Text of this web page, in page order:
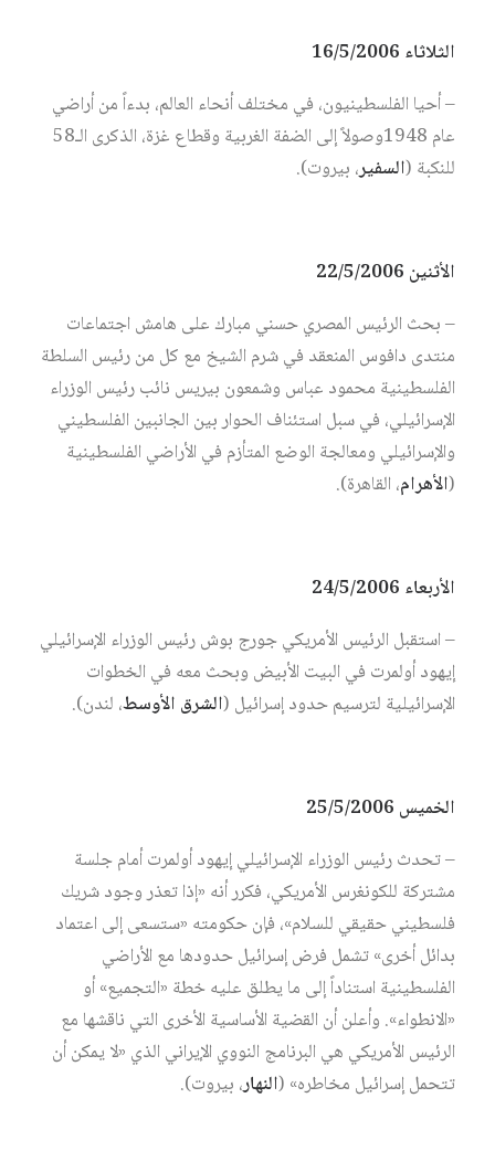
الثلاثاء 16/5/2006
– أحيا الفلسطينيون، في مختلف أنحاء العالم، بدءاً من أراضي
عام 1948وصولاً إلى الضفة الغربية وقطاع غزة، الذكرى الـ58
للنكبة (السفير، بيروت).
الأثنين 22/5/2006
– بحث الرئيس المصري حسني مبارك على هامش اجتماعات
منتدى دافوس المنعقد في شرم الشيخ مع كل من رئيس السلطة
الفلسطينية محمود عباس وشمعون بيريس نائب رئيس الوزراء
الإسرائيلي، في سبل استئناف الحوار بين الجانبين الفلسطيني
والإسرائيلي ومعالجة الوضع المتأزم في الأراضي الفلسطينية
(الأهرام، القاهرة).
الأربعاء 24/5/2006
– استقبل الرئيس الأمريكي جورج بوش رئيس الوزراء الإسرائيلي
إيهود أولمرت في البيت الأبيض وبحث معه في الخطوات
الإسرائيلية لترسيم حدود إسرائيل (الشرق الأوسط، لندن).
الخميس 25/5/2006
– تحدث رئيس الوزراء الإسرائيلي إيهود أولمرت أمام جلسة
مشتركة للكونغرس الأمريكي، فكرر أنه «إذا تعذر وجود شريك
فلسطيني حقيقي للسلام»، فإن حكومته «ستسعى إلى اعتماد
بدائل أخرى» تشمل فرض إسرائيل حدودها مع الأراضي
الفلسطينية استناداً إلى ما يطلق عليه خطة «التجميع» أو
«الانطواء». وأعلن أن القضية الأساسية الأخرى التي ناقشها مع
الرئيس الأمريكي هي البرنامج النووي الإيراني الذي «لا يمكن أن
تتحمل إسرائيل مخاطره» (النهار، بيروت).